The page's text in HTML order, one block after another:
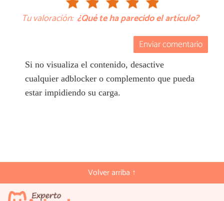
Tu valoración: ¿Qué te ha parecido el artículo?
Enviar comentario
Si no visualiza el contenido, desactive
cualquier adblocker o complemento que pueda
estar impidiendo su carga.
Volver arriba ↑